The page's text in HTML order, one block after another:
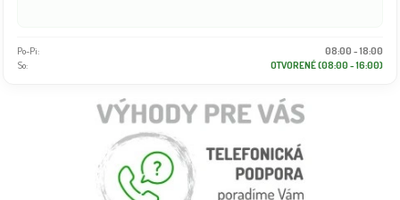
Po-Pi:
08:00 - 18:00
So:
OTVORENÉ (08:00 - 16:00)